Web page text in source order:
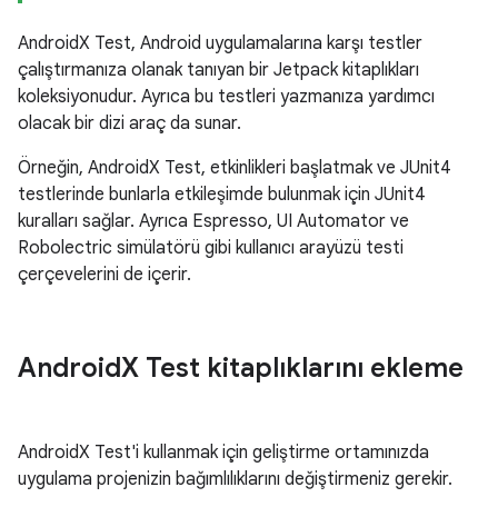
AndroidX Test, Android uygulamalarına karşı testler
çalıştırmanıza olanak tanıyan bir Jetpack kitaplıkları
koleksiyonudur. Ayrıca bu testleri yazmanıza yardımcı
olacak bir dizi araç da sunar.
Örneğin, AndroidX Test, etkinlikleri başlatmak ve JUnit4
testlerinde bunlarla etkileşimde bulunmak için JUnit4
kuralları sağlar. Ayrıca Espresso, UI Automator ve
Robolectric simülatörü gibi kullanıcı arayüzü testi
çerçevelerini de içerir.
AndroidX Test kitaplıklarını ekleme
AndroidX Test'i kullanmak için geliştirme ortamınızda
uygulama projenizin bağımlılıklarını değiştirmeniz gerekir.